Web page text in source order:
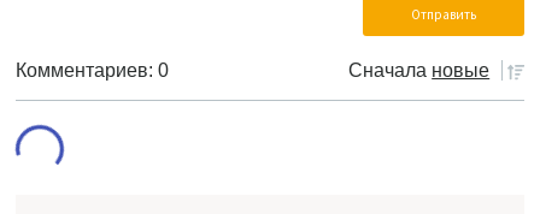
Комментариев: 0 Сначала новые